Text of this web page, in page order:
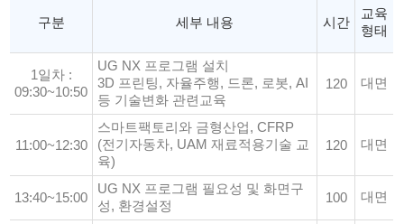
구분 세부 내용 시간
교육
형태
1일차 :
09:30~10:50
UG NX 프로그램 설치
3D 프린팅, 자율주행, 드론, 로봇, AI
등 기술변화 관련교육
120 대면
11:00~12:30
스마트팩토리와 금형산업, CFRP
(전기자동차, UAM 재료적용기술 교
육)
120 대면
13:40~15:00
UG NX 프로그램 필요성 및 화면구
성, 환경설정
100 대면